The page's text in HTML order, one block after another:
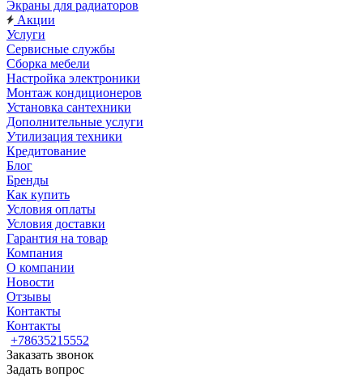
Экраны для радиаторов
Акции
Услуги
Сервисные службы
Сборка мебели
Настройка электроники
Монтаж кондиционеров
Установка сантехники
Дополнительные услуги
Утилизация техники
Кредитование
Блог
Бренды
Как купить
Условия оплаты
Условия доставки
Гарантия на товар
Компания
О компании
Новости
Отзывы
Контакты
Контакты
+78635215552
Заказать звонок
Задать вопрос